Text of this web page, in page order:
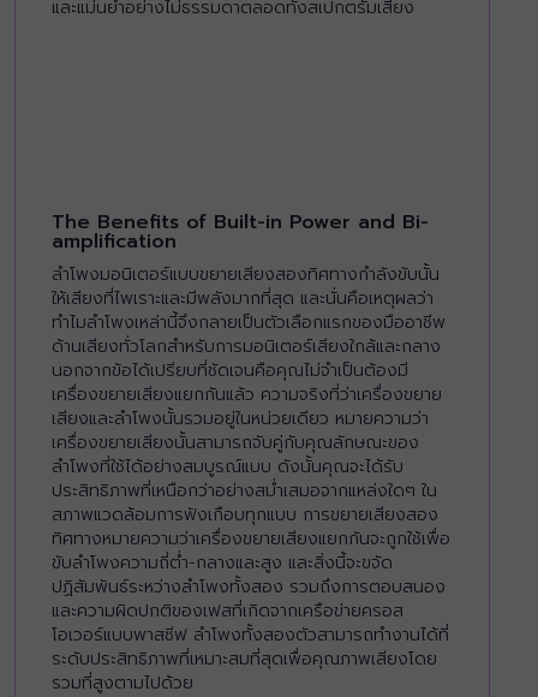
และแม่นยำอย่างไม่ธรรมดาตลอดทั้งสเปกตรัมเสียง
The Benefits of Built-in Power and Bi-
amplification
ลำโพงมอนิเตอร์แบบขยายเสียงสองทิศทางกำลังขับนั้น
ให้เสียงที่ไพเราะและมีพลังมากที่สุด และนั่นคือเหตุผลว่า
ทำไมลำโพงเหล่านี้จึงกลายเป็นตัวเลือกแรกของมืออาชีพ
ด้านเสียงทั่วโลกสำหรับการมอนิเตอร์เสียงใกล้และกลาง
นอกจากข้อได้เปรียบที่ชัดเจนคือคุณไม่จำเป็นต้องมี
เครื่องขยายเสียงแยกกันแล้ว ความจริงที่ว่าเครื่องขยาย
เสียงและลำโพงนั้นรวมอยู่ในหน่วยเดียว หมายความว่า
เครื่องขยายเสียงนั้นสามารถจับคู่กับคุณลักษณะของ
ลำโพงที่ใช้ได้อย่างสมบูรณ์แบบ ดังนั้นคุณจะได้รับ
ประสิทธิภาพที่เหนือกว่าอย่างสม่ำเสมอจากแหล่งใดๆ ใน
สภาพแวดล้อมการฟังเกือบทุกแบบ การขยายเสียงสอง
ทิศทางหมายความว่าเครื่องขยายเสียงแยกกันจะถูกใช้เพื่อ
ขับลำโพงความถี่ต่ำ-กลางและสูง และสิ่งนี้จะขจัด
ปฏิสัมพันธ์ระหว่างลำโพงทั้งสอง รวมถึงการตอบสนอง
และความผิดปกติของเฟสที่เกิดจากเครือข่ายครอส
โอเวอร์แบบพาสซีฟ ลำโพงทั้งสองตัวสามารถทำงานได้ที่
ระดับประสิทธิภาพที่เหมาะสมที่สุดเพื่อคุณภาพเสียงโดย
รวมที่สูงตามไปด้วย